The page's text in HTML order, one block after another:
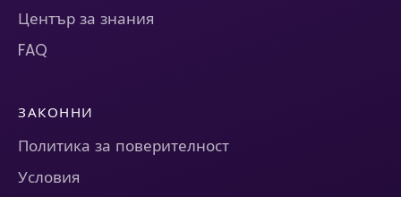
Център за знания
FAQ
ЗАКОННИ
Политика за поверителност
Условия